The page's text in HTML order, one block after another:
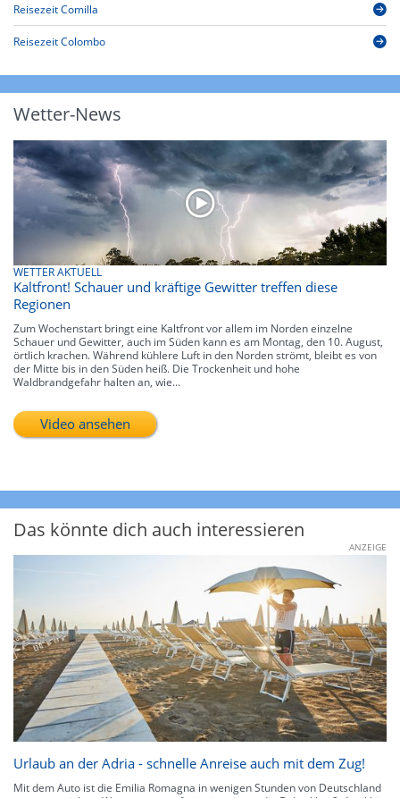
Reisezeit Comilla
Reisezeit Colombo
Wetter-News
WETTER AKTUELL
Kaltfront! Schauer und kräftige Gewitter treffen diese
Regionen
Zum Wochenstart bringt eine Kaltfront vor allem im Norden einzelne
Schauer und Gewitter, auch im Süden kann es am Montag, den 10. August,
örtlich krachen. Während kühlere Luft in den Norden strömt, bleibt es von
der Mitte bis in den Süden heiß. Die Trockenheit und hohe
Waldbrandgefahr halten an, wie...
Video ansehen
Das könnte dich auch interessieren
ANZEIGE
Urlaub an der Adria - schnelle Anreise auch mit dem Zug!
Mit dem Auto ist die Emilia Romagna in wenigen Stunden von Deutschland